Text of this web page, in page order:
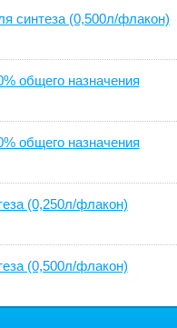
синтеза (0,500л/флакон)
общего назначения
общего назначения
(0,250л/флакон)
(0,500л/флакон)